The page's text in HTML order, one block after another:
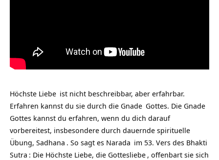
Höchste Liebe ist nicht beschreibbar, aber erfahrbar.
Erfahren kannst du sie durch die Gnade Gottes. Die Gnade
Gottes kannst du erfahren, wenn du dich darauf
vorbereitest, insbesondere durch dauernde spirituelle
Übung, Sadhana . So sagt es Narada im 53. Vers des Bhakti
Sutra : Die Höchste Liebe, die Gottesliebe , offenbart sie sich